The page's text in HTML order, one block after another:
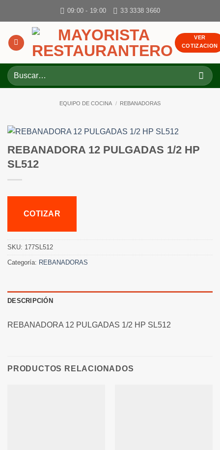
09:00 - 19:00 33 3338 3660
VER
COTIZACION
Buscar
por:
EQUIPO DE COCINA / REBANADORAS
REBANADORA 12 PULGADAS 1/2 HP
SL512
COTIZAR
SKU: 177SL512
Categoría: REBANADORAS
DESCRIPCIÓN
REBANADORA 12 PULGADAS 1/2 HP SL512
PRODUCTOS RELACIONADOS